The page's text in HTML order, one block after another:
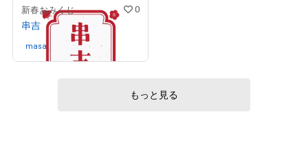
新春おみくじ 0
串吉
masa さんが保有中
もっと見る